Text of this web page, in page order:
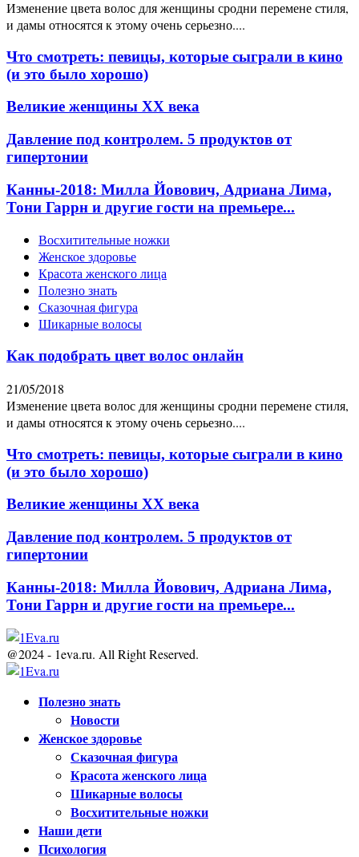
Изменение цвета волос для женщины сродни перемене стиля,
и дамы относятся к этому очень серьезно....
Что смотреть: певицы, которые сыграли в кино
(и это было хорошо)
Великие женщины XX века
Давление под контролем. 5 продуктов от
гипертонии
Канны-2018: Милла Йовович, Адриана Лима,
Тони Гаррн и другие гости на премьере...
Восхитительные ножки
Женское здоровье
Красота женского лица
Полезно знать
Сказочная фигура
Шикарные волосы
Как подобрать цвет волос онлайн
21/05/2018
Изменение цвета волос для женщины сродни перемене стиля,
и дамы относятся к этому очень серьезно....
Что смотреть: певицы, которые сыграли в кино
(и это было хорошо)
Великие женщины XX века
Давление под контролем. 5 продуктов от
гипертонии
Канны-2018: Милла Йовович, Адриана Лима,
Тони Гаррн и другие гости на премьере...
@2024 - 1eva.ru. All Right Reserved.
Полезно знать
Новости
Женское здоровье
Сказочная фигура
Красота женского лица
Шикарные волосы
Восхитительные ножки
Наши дети
Психология